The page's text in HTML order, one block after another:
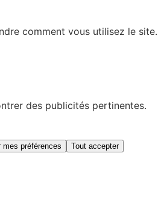
comment vous utilisez le site.
des publicités pertinentes.
mes préférences Tout accepter